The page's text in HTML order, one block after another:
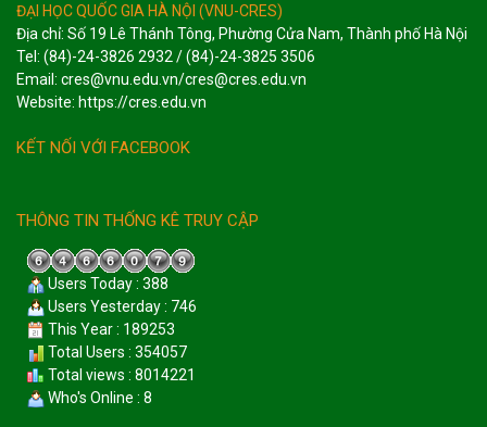
ĐẠI HỌC QUỐC GIA HÀ NỘI (VNU-CRES)
Địa chỉ: Số 19 Lê Thánh Tông, Phường Cửa Nam, Thành phố Hà Nội
Tel: (84)-24-3826 2932 / (84)-24-3825 3506
Email: cres@vnu.edu.vn/cres@cres.edu.vn
Website: https://cres.edu.vn
KẾT NỐI VỚI FACEBOOK
THÔNG TIN THỐNG KÊ TRUY CẬP
Users Today : 388
Users Yesterday : 746
This Year : 189253
Total Users : 354057
Total views : 8014221
Who's Online : 8